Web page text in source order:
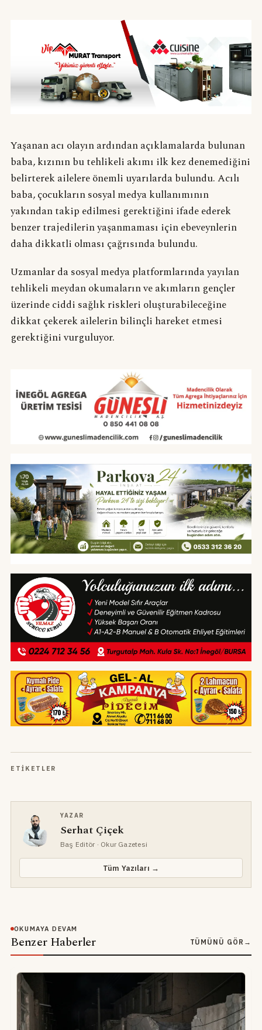
Yaşanan acı olayın ardından açıklamalarda bulunan
baba, kızının bu tehlikeli akımı ilk kez denemediğini
belirterek ailelere önemli uyarılarda bulundu. Acılı
baba, çocukların sosyal medya kullanımının
yakından takip edilmesi gerektiğini ifade ederek
benzer trajedilerin yaşanmaması için ebeveynlerin
daha dikkatli olması çağrısında bulundu.
Uzmanlar da sosyal medya platformlarında yayılan
tehlikeli meydan okumaların ve akımların gençler
üzerinde ciddi sağlık riskleri oluşturabileceğine
dikkat çekerek ailelerin bilinçli hareket etmesi
gerektiğini vurguluyor.
ETIKETLER
YAZAR
Serhat Çiçek
Baş Editör · Okur Gazetesi
Tüm Yazıları →
OKUMAYA DEVAM
Benzer Haberler TÜMÜNÜ GÖR →